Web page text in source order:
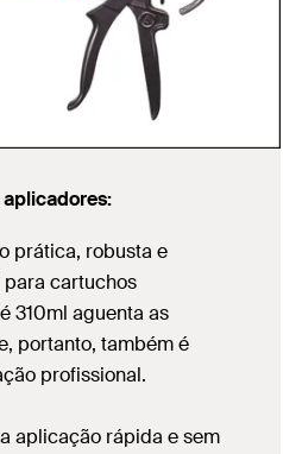
prática, robusta e
cartuchos
310ml aguenta as
portanto, também é
profissional.
aplicação rápida e sem